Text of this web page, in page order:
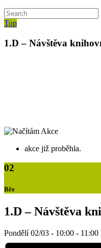
Top
1.D – Návštěva
akce již proběhla.
02
Bře
1.D – Návštěva
Pondělí 02/03 - 10:00 - 11:00